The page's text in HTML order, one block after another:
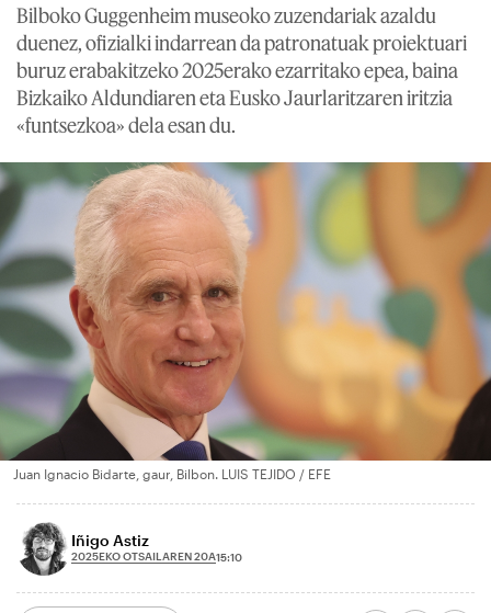
Bilboko Guggenheim museoko zuzendariak azaldu
duenez, ofizialki indarrean da patronatuak proiektuari
buruz erabakitzeko 2025erako ezarritako epea, baina
Bizkaiko Aldundiaren eta Eusko Jaurlaritzaren iritzia
«funtsezkoa» dela esan du.
Juan Ignacio Bidarte, gaur, Bilbon. LUIS TEJIDO / EFE
Iñigo Astiz
2025EKO OTSAILAREN 20A15:10